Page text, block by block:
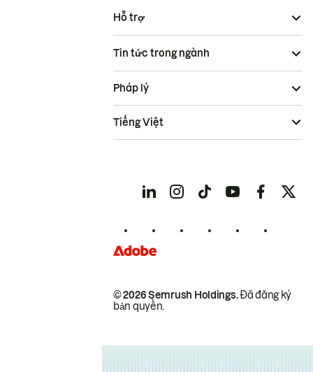
Hỗ trợ
Tin tức trong ngành
© 2026 Semrush Holdings.Đã đăng ký
bản quyền.
Pháp lý
Tiếng Việt